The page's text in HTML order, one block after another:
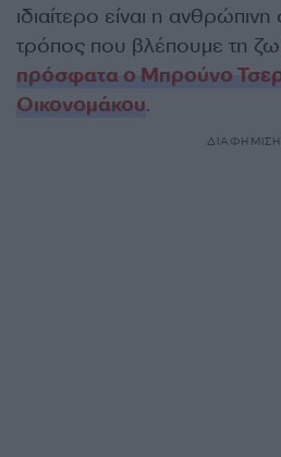
ιδιαίτερο είναι η
τρόπος που βλέπουμε τη
πρόσφατα ο Μπρούνο
Οικονομάκου.
ΔΙΑΦΗΜΙΣΗ